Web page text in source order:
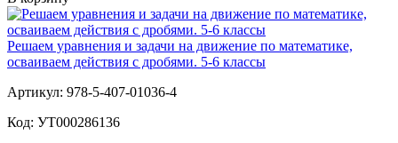
Решаем уравнения и задачи на движение по математике,
осваиваем действия с дробями. 5-6 классы
Артикул: 978-5-407-01036-4
Код: УТ000286136